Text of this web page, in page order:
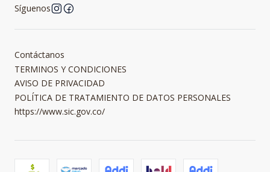
Síguenos
Contáctanos
TERMINOS Y CONDICIONES
AVISO DE PRIVACIDAD
POLÍTICA DE TRATAMIENTO DE DATOS PERSONALES
https://www.sic.gov.co/